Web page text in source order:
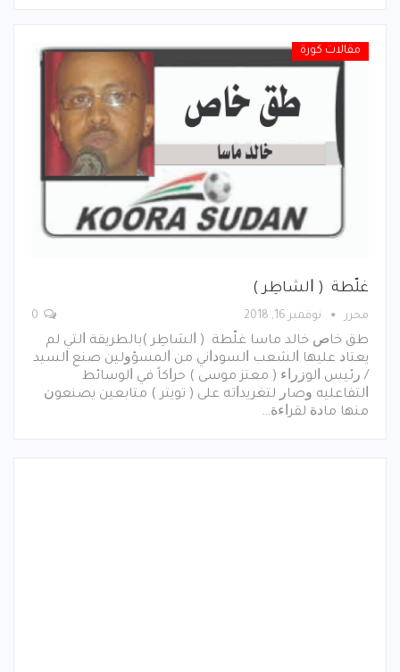
مقالات كورة
ﻏﻠّﻄﺔ ‏ ( ﺍﻟﺸﺎﻃِﺮ ‏)
محرر نوفمبر 16, 2018
ﻃﻖ ﺧﺎﺹ ﺧﺎﻟﺪ ﻣﺎﺳﺎ ﻏﻠّﻄﺔ ‏ ( ﺍﻟﺸﺎﻃِﺮ ‏)ﺑﺎﻟﻄﺮﻳﻘﺔ ﺍﻟﺘﻲ ﻟﻢ
ﻳﻌﺘﺎﺩ ﻋﻠﻴﻬﺎ ﺍﻟﺸﻌﺐ ﺍﻟﺴﻮﺩﺍﻧﻲ ﻣﻦ ﺍﻟﻤﺴﺆﻭﻟﻴﻦ ﺻﻨﻊ ﺍﻟﺴﻴﺪ
/ ﺭﺋﻴﺲ ﺍﻟﻮﺯﺭﺍﺀ ‏( ﻣﻌﺘﺰ ﻣﻮﺳﻰ ‏) ﺣﺮﺍﻛﺎً ﻓﻲ ﺍﻟﻮﺳﺎﺋﻂ
ﺍﻟﺘﻔﺎﻋﻠﻴﻪ ﻭﺻﺎﺭ ﻟﺘﻐﺮﻳﺪﺍﺗﻪ ﻋﻠﻰ ‏( ﺗﻮﻳﺘﺮ ‏) ﻣﺘﺎﺑﻌﻴﻦ ﻳﺼﻨﻌﻮﻥ
ﻣﻨﻬﺎ ﻣﺎﺩﺓ ﻟﻘﺮﺍﺀﺓ…